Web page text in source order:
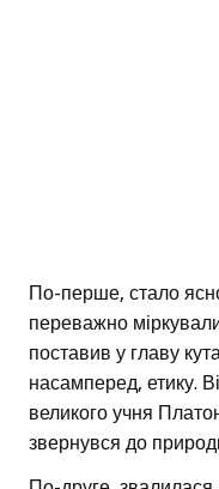
По-перше, стало
переважно
поставив у главу
насамперед, етику.
великого учня
звернувся до